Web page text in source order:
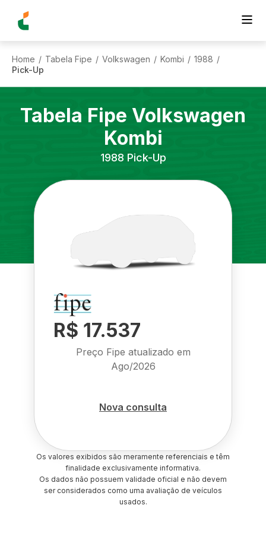
Home / Tabela Fipe / Volkswagen / Kombi / 1988 /
Pick-Up
Tabela Fipe Volkswagen
Kombi
1988 Pick-Up
R$ 17.537
Preço Fipe atualizado em
Ago/2026
Nova consulta
Os valores exibidos são meramente referenciais e têm
finalidade exclusivamente informativa.
Os dados não possuem validade oficial e não devem
ser considerados como uma avaliação de veículos
usados.